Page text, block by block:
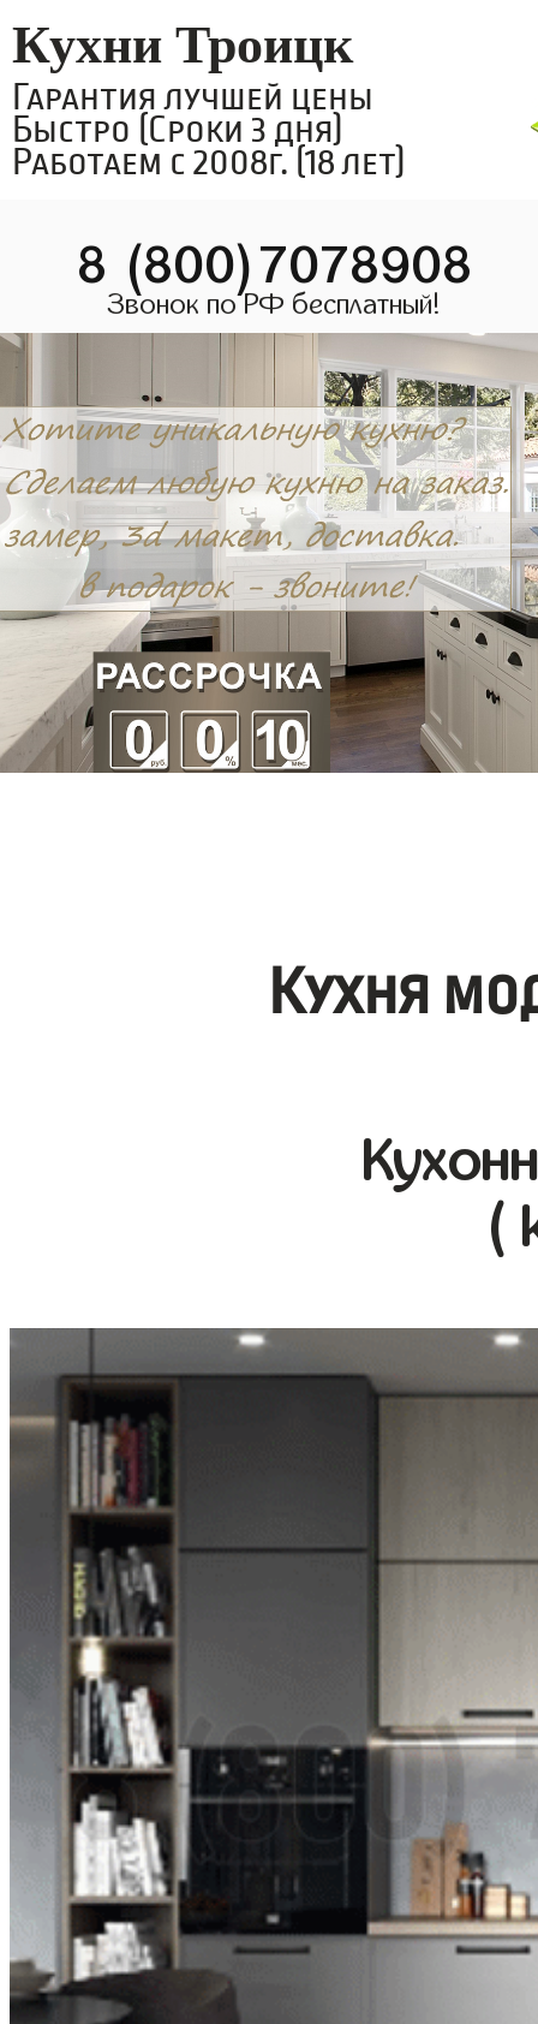
Кухни Троицк
Гарантия лучшей цены
Быстро (Сроки 3 дня)
Работаем с 2008г. (18 лет)
8 (800)7078908
Звонок по РФ бесплатный!
Кухня
(